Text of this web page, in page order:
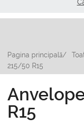
Pagina principală/
215/50 R15
R15